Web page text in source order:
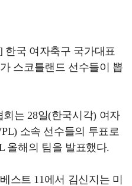
한국 여자축구 국가대표
스코틀랜드 선수들이 뽑
는 28일(한국시각) 여자
소속 선수들의 투표로
올해의 팀을 발표했다.
스트 11에서 김신지는 미